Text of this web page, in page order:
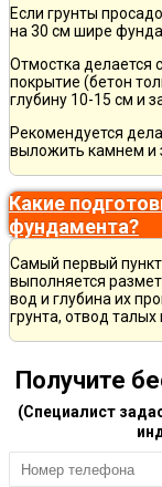
Если грунты
на 30 см шире
Отмостка делается
покрытие (бетон
глубину 10-15 см и
Рекомендуется
выложить камнем и
Какие
фундамента?
Самый первый
выполняется
вод и глубина их
грунта, отвод
Получите
(Специалист